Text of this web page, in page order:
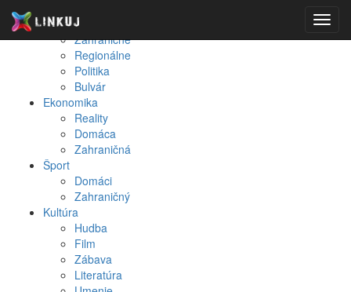
Domáce
Zahraničné
Regionálne
Politika
Bulvár
Ekonomika
Reality
Domáca
Zahraničná
Šport
Domáci
Zahraničný
Kultúra
Hudba
Film
Zábava
Literatúra